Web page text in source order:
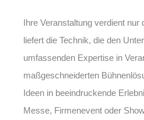
Ihre Veranstaltung verdient nur
liefert die Technik, die den
umfassenden Expertise in
maßgeschneiderten
Ideen in beeindruckende
Messe, Firmenevent oder